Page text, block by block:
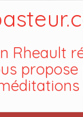
Rheault
propose